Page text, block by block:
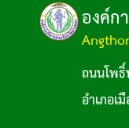
องค์ก
ถนนโพ
อำเภอเ